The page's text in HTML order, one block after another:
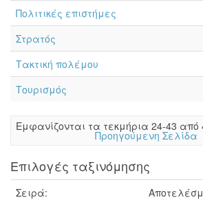
Πολιτικές επιστήμες
Στρατός
Τακτική πολέμου
Τουρισμός
Eμφανίζονται τα τεκμήρια 24-43 από
Προηγούμενη Σελίδα
Επιλογές ταξινόμησης
Σειρά: